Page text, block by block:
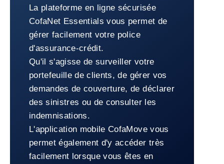
Outils de gestion
La plateforme en ligne sécurisée
CofaNet Essentials vous permet de
gérer facilement votre police
d'assurance-crédit.
Qu'il s'agisse de surveiller votre
portefeuille de clients, de gérer vos
demandes de couverture, de déclarer
des sinistres ou de consulter les
indemnisations.
L'application mobile CofaMove vous
permet également d'y accéder très
facilement lorsque vous êtes en